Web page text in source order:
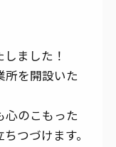
ました！
所を開設いた
心のこもった
つづけます。